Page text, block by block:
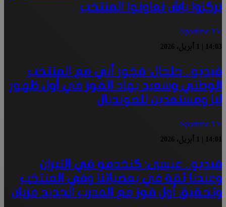
نركزوا باش نعاونوا المنتخب
Sportime TV
14:03 | 1 أبريل، 2026
فيديو.. حلحال: فخور أني مع المنتخب
الوطني وسعيد بهاد الفوز في أول ظهور
ليا ومستعدين للمونديال
Sportime TV
14:01 | 1 أبريل، 2026
فيديو.. عيسى: كنخدمو في التيران
وعندنا ثقة في بعضياتنا وفي المنتخب
وتحقيق أول فوز مع المدرب الجديد مزيان